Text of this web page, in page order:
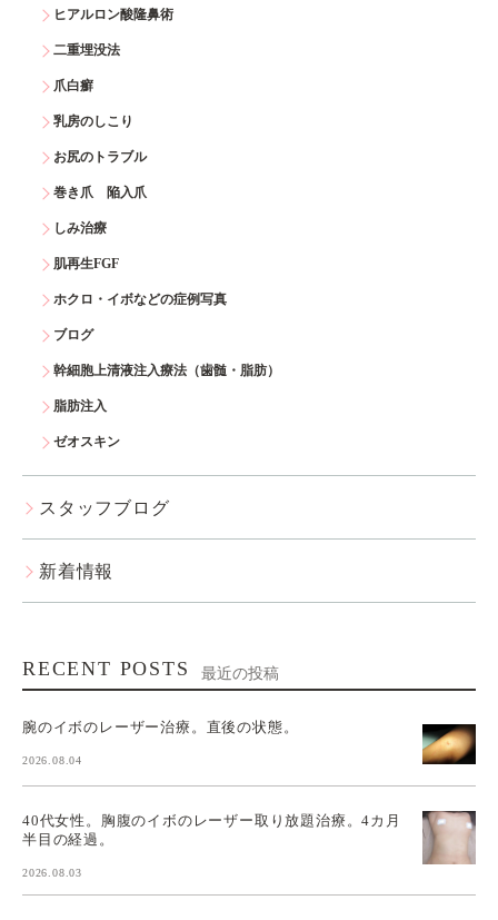
ヒアルロン酸隆鼻術
二重埋没法
爪白癬
乳房のしこり
お尻のトラブル
巻き爪 陥入爪
しみ治療
肌再生FGF
ホクロ・イボなどの症例写真
ブログ
幹細胞上清液注入療法（歯髄・脂肪）
脂肪注入
ゼオスキン
スタッフブログ
新着情報
RECENT POSTS 最近の投稿
腕のイボのレーザー治療。直後の状態。
2026.08.04
40代女性。胸腹のイボのレーザー取り放題治療。4カ月
半目の経過。
2026.08.03